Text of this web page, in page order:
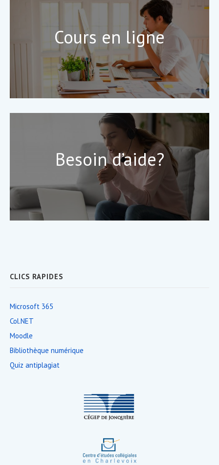
Cours en ligne
Besoin d’aide?
Footer
Area
CLICS RAPIDES
Microsoft 365
Col.NET
Moodle
Bibliothèque numérique
Quiz antiplagiat